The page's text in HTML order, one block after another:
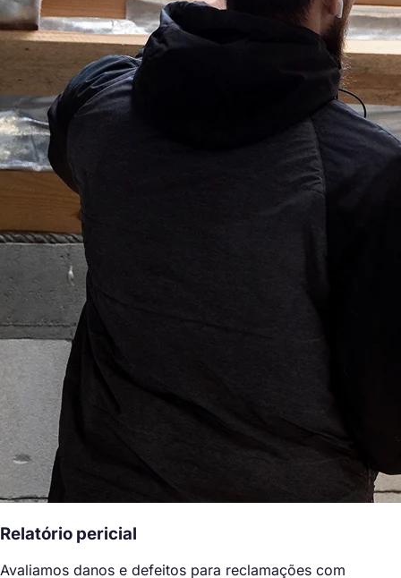
Relatório pericial
Avaliamos danos e defeitos para reclamações com